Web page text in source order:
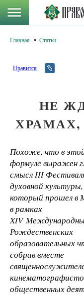
Главная Статьи
Нравится
НЕ
Похоже, что в
формуле выражен
смыслIII
духовной культуры,
который прошел в
в рамках
XIV
Рождественских
образовательных
собрав вместе
общественных